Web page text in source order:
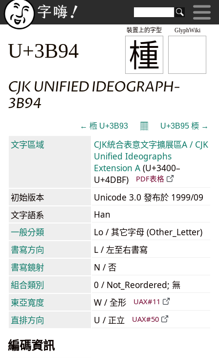
GlyphWiki
㮔
裝置上的字型
U+3B94
CJK UNIFIED IDEOGRAPH-
3B94
← 㮓 U+3B93 𝄜 U+3B95 㮕 →
文字區域
CJK統合表意文字擴展區A / CJK
Unified Ideographs
Extension A (U+3400–
U+4DBF)
PDF表格
初始版本
Unicode 3.0 發布於 1999/09
文字語系
Han
一般分類
Lo / 其它字母 (Other_Letter)
書寫方向
L / 左至右書寫
書寫鏡射
N / 否
組合類別
0 / Not_Reordered; 無
東亞寬度
W / 全形 UAX#11
直排方向 U / 正立 UAX#50
編碼資訊